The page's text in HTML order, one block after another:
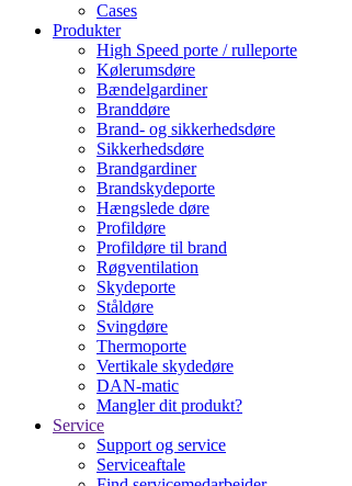
Cases
Produkter
High Speed porte / rulleporte
Kølerumsdøre
Bændelgardiner
Branddøre
Brand- og sikkerhedsdøre
Sikkerhedsdøre
Brandgardiner
Brandskydeporte
Hængslede døre
Profildøre
Profildøre til brand
Røgventilation
Skydeporte
Ståldøre
Svingdøre
Thermoporte
Vertikale skydedøre
DAN-matic
Mangler dit produkt?
Service
Support og service
Serviceaftale